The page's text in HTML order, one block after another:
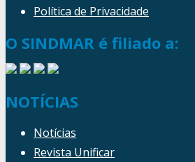
Política de Privacidade
O SINDMAR é filiado a:
NOTÍCIAS
Notícias
Revista Unificar